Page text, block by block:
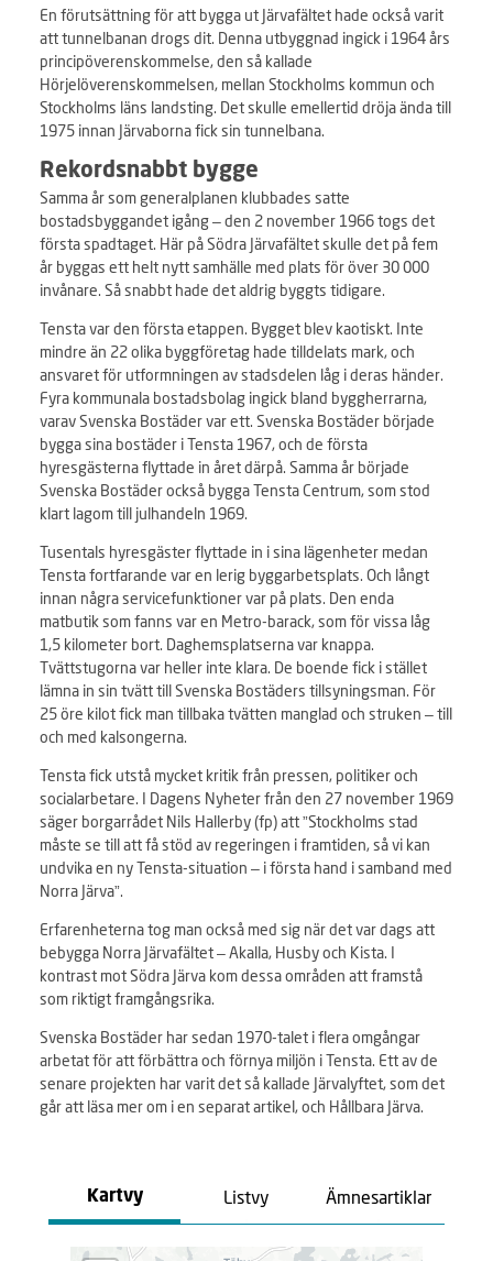
En förutsättning för att bygga ut Järvafältet hade också varit
att tunnelbanan drogs dit. Denna utbyggnad ingick i 1964 års
principöverenskommelse, den så kallade
Hörjelöverenskommelsen, mellan Stockholms kommun och
Stockholms läns landsting. Det skulle emellertid dröja ända till
1975 innan Järvaborna fick sin tunnelbana.
Rekordsnabbt bygge
Samma år som generalplanen klubbades satte
bostadsbyggandet igång – den 2 november 1966 togs det
första spadtaget. Här på Södra Järvafältet skulle det på fem
år byggas ett helt nytt samhälle med plats för över 30 000
invånare. Så snabbt hade det aldrig byggts tidigare.
Tensta var den första etappen. Bygget blev kaotiskt. Inte
mindre än 22 olika byggföretag hade tilldelats mark, och
ansvaret för utformningen av stadsdelen låg i deras händer.
Fyra kommunala bostadsbolag ingick bland byggherrarna,
varav Svenska Bostäder var ett. Svenska Bostäder började
bygga sina bostäder i Tensta 1967, och de första
hyresgästerna flyttade in året därpå. Samma år började
Svenska Bostäder också bygga Tensta Centrum, som stod
klart lagom till julhandeln 1969.
Tusentals hyresgäster flyttade in i sina lägenheter medan
Tensta fortfarande var en lerig byggarbetsplats. Och långt
innan några servicefunktioner var på plats. Den enda
matbutik som fanns var en Metro-barack, som för vissa låg
1,5 kilometer bort. Daghemsplatserna var knappa.
Tvättstugorna var heller inte klara. De boende fick i stället
lämna in sin tvätt till Svenska Bostäders tillsyningsman. För
25 öre kilot fick man tillbaka tvätten manglad och struken – till
och med kalsongerna.
Tensta fick utstå mycket kritik från pressen, politiker och
socialarbetare. I Dagens Nyheter från den 27 november 1969
säger borgarrådet Nils Hallerby (fp) att ”Stockholms stad
måste se till att få stöd av regeringen i framtiden, så vi kan
undvika en ny Tensta-situation – i första hand i samband med
Norra Järva”.
Erfarenheterna tog man också med sig när det var dags att
bebygga Norra Järvafältet – Akalla, Husby och Kista. I
kontrast mot Södra Järva kom dessa områden att framstå
som riktigt framgångsrika.
Svenska Bostäder har sedan 1970-talet i flera omgångar
arbetat för att förbättra och förnya miljön i Tensta. Ett av de
senare projekten har varit det så kallade Järvalyftet, som det
går att läsa mer om i en separat artikel, och Hållbara Järva.
Kartvy Listvy Ämnesartiklar